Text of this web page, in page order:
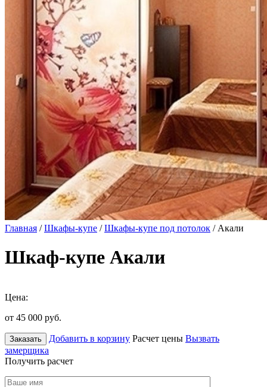
Главная /Шкафы-купе /Шкафы-купе под потолок / Акали
Шкаф-купе Акали
Цена:
от 45 000 руб.
Заказать Добавить в корзину Расчет цены Вызвать
замерщика
Получить расчет